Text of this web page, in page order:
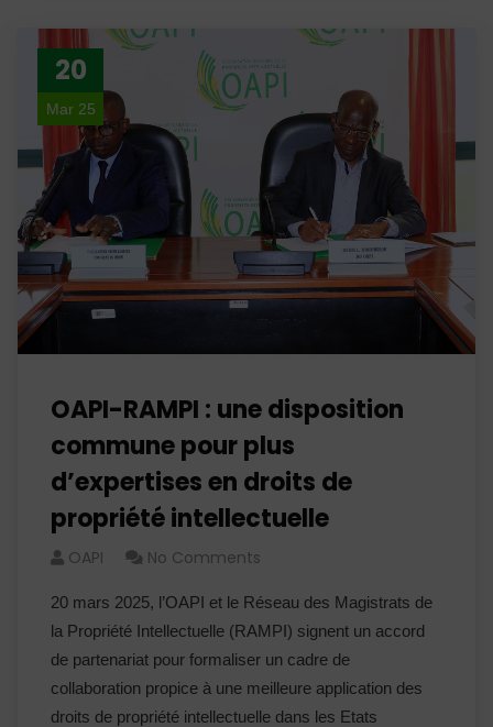
20
Mar 25
OAPI-RAMPI : une disposition
commune pour plus
d’expertises en droits de
propriété intellectuelle
OAPI No Comments
20 mars 2025, l’OAPI et le Réseau des Magistrats de
la Propriété Intellectuelle (RAMPI) signent un accord
de partenariat pour formaliser un cadre de
collaboration propice à une meilleure application des
droits de propriété intellectuelle dans les Etats